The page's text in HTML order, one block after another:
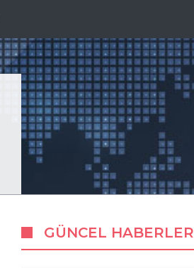
GÜNCEL HABERLER